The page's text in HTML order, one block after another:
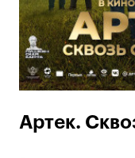
Артек.